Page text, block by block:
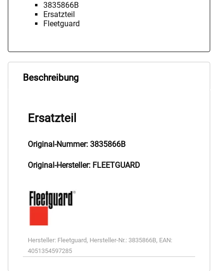
3835866B
Ersatzteil
Fleetguard
Beschreibung
Ersatzteil
Original-Nummer: 3835866B
Original-Hersteller: FLEETGUARD
Hersteller: Fleetguard , Hersteller-Nr.: 3835866B, EAN:
4051354597285